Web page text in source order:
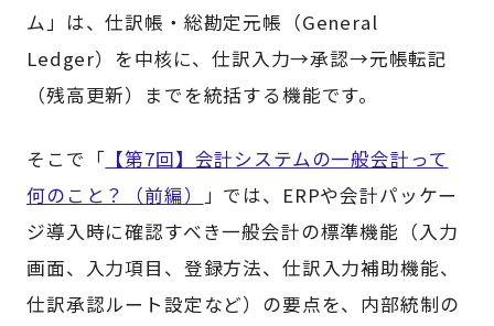
ム」は、仕訳帳・総勘定元帳（General
Ledger）を中核に、仕訳入力→承認→元帳転記
（残高更新）までを統括する機能です。
そこで「 【第7回】会計システムの一般会計って
何のこと？（前編） 」では、ERPや会計パッケー
ジ導入時に確認すべき一般会計の標準機能（入力
画面、入力項目、登録方法、仕訳入力補助機能、
仕訳承認ルート設定など）の要点を、内部統制の